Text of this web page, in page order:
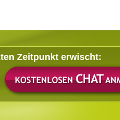
Zeitpunkt erwischt: